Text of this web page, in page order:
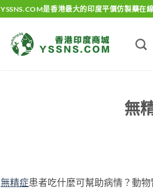
YSSNS.COM是香港最大的印度平價仿製藥在
無
無精症患者吃什麼可幫助病情？動